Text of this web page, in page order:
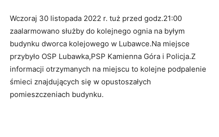
Wczoraj 30 listopada 2022 r. tuż przed godz.21:00
zaalarmowano służby do kolejnego ognia na byłym
budynku dworca kolejowego w Lubawce.Na miejsce
przybyło OSP Lubawka,PSP Kamienna Góra i Policja.Z
informacji otrzymanych na miejscu to kolejne podpalenie
śmieci znajdujących się w opustoszałych
pomieszczeniach budynku.